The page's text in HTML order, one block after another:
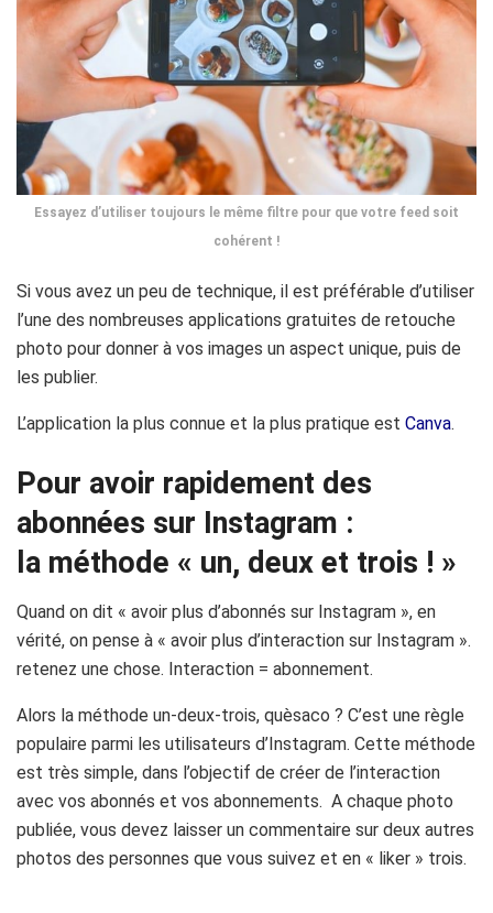
Essayez d’utiliser toujours le même filtre pour que votre feed soit
cohérent !
Si vous avez un peu de technique, il est préférable d’utiliser
l’une des nombreuses applications gratuites de retouche
photo pour donner à vos images un aspect unique, puis de
les publier.
L’application la plus connue et la plus pratique est Canva.
Pour avoir rapidement des
abonnées sur Instagram :
la méthode « un, deux et trois ! »
Quand on dit « avoir plus d’abonnés sur Instagram », en
vérité, on pense à « avoir plus d’interaction sur Instagram ».
retenez une chose. Interaction = abonnement.
Alors la méthode un-deux-trois, quèsaco ? C’est une règle
populaire parmi les utilisateurs d’Instagram. Cette méthode
est très simple, dans l’objectif de créer de l’interaction
avec vos abonnés et vos abonnements. A chaque photo
publiée, vous devez laisser un commentaire sur deux autres
photos des personnes que vous suivez et en « liker » trois.